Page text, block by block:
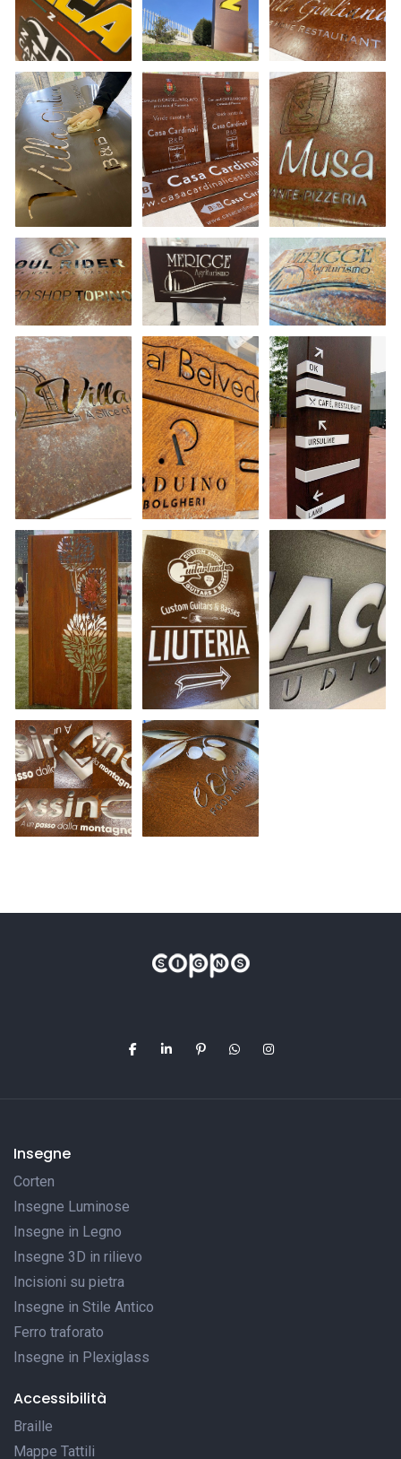
Insegne
Corten
Insegne Luminose
Insegne in Legno
Insegne 3D in rilievo
Incisioni su pietra
Insegne in Stile Antico
Ferro traforato
Insegne in Plexiglass
Accessibilità
Braille
Mappe Tattili